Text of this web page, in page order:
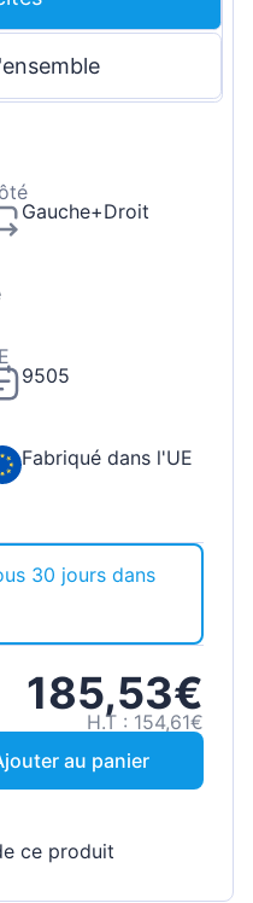
Gauche+Droit
9505
Fabriqué dans l'UE
30 jours dans
185,53€
H.T : 154,61€
au panier
ce produit